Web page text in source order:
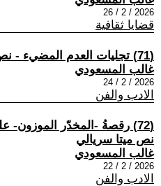
2026 / 2 / 26
قضايا ثقافية
(71) تجليات العدم المضيء - نص ميتا سريالي
غالب المسعودي
2026 / 2 / 24
الادب والفن
(72) رقصةُ -المخدّر الموزون-
نص ميتا سريالي
غالب المسعودي
2026 / 2 / 22
الادب والفن